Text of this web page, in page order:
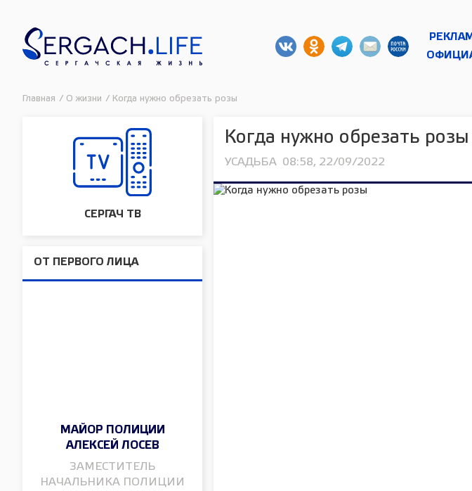
Главная / О жизни / Когда нужно обрезать розы
СЕРГАЧ ТВ
ОТ ПЕРВОГО ЛИЦА
МАЙОР ПОЛИЦИИ
АЛЕКСЕЙ ЛОСЕВ
ЗАМЕСТИТЕЛЬ
НАЧАЛЬНИКА ПОЛИЦИИ
Когда нужно обрезать розы
УСАДЬБА 08:58, 22/09/2022